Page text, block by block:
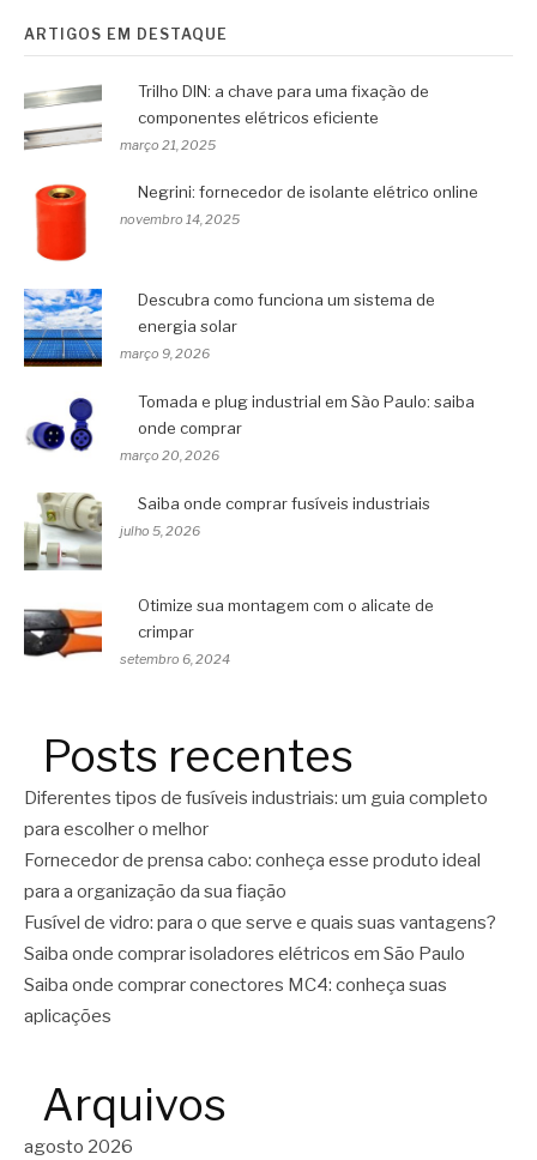
ARTIGOS EM DESTAQUE
Trilho DIN: a chave para uma fixação de
componentes elétricos eficiente
março 21, 2025
Negrini: fornecedor de isolante elétrico online
novembro 14, 2025
Descubra como funciona um sistema de
energia solar
março 9, 2026
Tomada e plug industrial em São Paulo: saiba
onde comprar
março 20, 2026
Saiba onde comprar fusíveis industriais
julho 5, 2026
Otimize sua montagem com o alicate de
crimpar
setembro 6, 2024
Posts recentes
Diferentes tipos de fusíveis industriais: um guia completo
para escolher o melhor
Fornecedor de prensa cabo: conheça esse produto ideal
para a organização da sua fiação
Fusível de vidro: para o que serve e quais suas vantagens?
Saiba onde comprar isoladores elétricos em São Paulo
Saiba onde comprar conectores MC4: conheça suas
aplicações
Arquivos
agosto 2026